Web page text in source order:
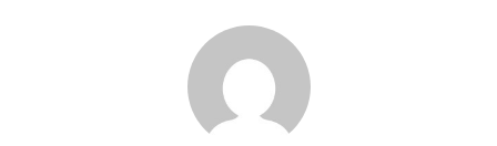
ફાળવણી કરાઈ રહી છે. આ હેરિટેજ મ્યુઝિયમ ગ્રીસના એથેન્સના
સુપ્રસિદ્ધ એક્રોપોલિસ ‘બિનેથ ધ સર્ફેસ’ એટલે કે જમીનથી અંદરની
થીમ પર બનશે, એટલે જ તો એથેન્સ પછીનું આ વિશ્વનું બીજા નંબરનું
સૌથી મોટું મ્યુઝિયમ બને એ માટેના પ્રયાસો ચાલુ છે.